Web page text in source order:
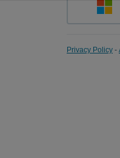
Privacy Policy -